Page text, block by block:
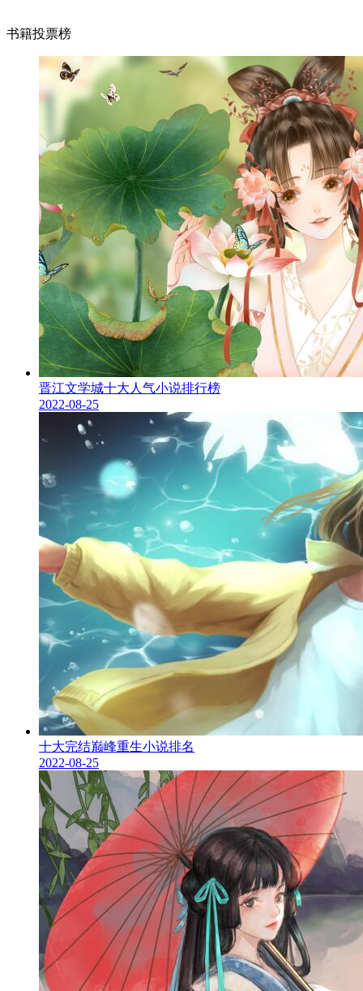
书籍投票榜
晋江文学城十大人气小说排行榜
2022-08-25
十大完结巅峰重生小说排名
2022-08-25